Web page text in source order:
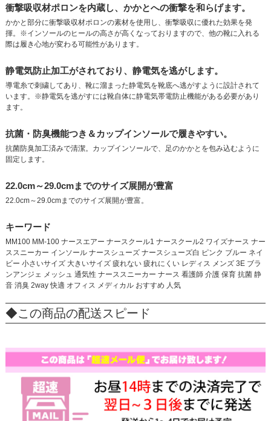
衝撃吸収材ポロンを内蔵し、かかとへの衝撃を和らげます。
かかと部分に衝撃吸収材ポロンの素材を使用し、衝撃吸収に優れた効果を発
揮。※インソールのヒールの高さが高くなっておりますので、他の靴に入れる
際は履き心地が変わる可能性があります。
静電気防止加工がされており、静電気を逃がします。
導電糸で刺繍してあり、靴に溜まった静電気を靴底へ逃がすように設計されて
います。※静電気を逃がすには靴自体に静電気帯電防止機能がある必要があり
ます。
抗菌・防臭機能つき＆カップインソールで履きやすい。
抗菌防臭加工済みで清潔。カップインソールで、足のかかとを包み込むように
固定します。
22.0cm～29.0cmまでのサイズ展開が豊富
22.0cm～29.0cmまでのサイズ展開が豊富。
キーワード
MM100 MM-100 ナースエアー ナースクール1 ナースクール2 ワイズナース ナー
ススニーカー インソール ナースシューズ ナースシューズ白 ピンク ブルー ネイ
ビー 小さいサイズ 大きいサイズ 疲れない 疲れにくい レディス メンズ 3E ブラ
ンアンジェ メッシュ 通気性 ナーススニーカー ナース 看護師 介護 保育 抗菌 静
音 消臭 2way 快適 オフィス メディカル おすすめ 人気
◆この商品の配送スピード